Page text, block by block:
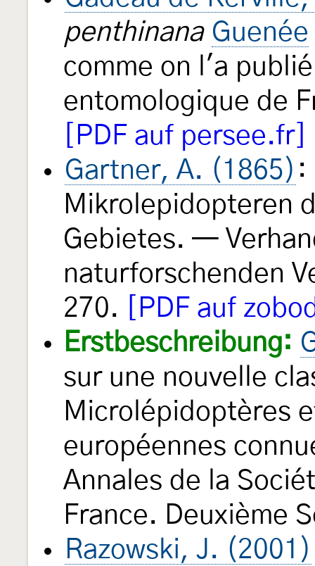
penthinana Guenée
comme on l'a
entomologique de
[PDF auf persee.fr]
Gartner, A. (1865) :
Mikrolepidopteren
Gebietes. —
naturforschenden
270.
[PDF auf
Erstbeschreibung:
sur une nouvelle
Microlépidoptères
européennes
Annales de la
France. Deuxième
Razowski, J. (2001)